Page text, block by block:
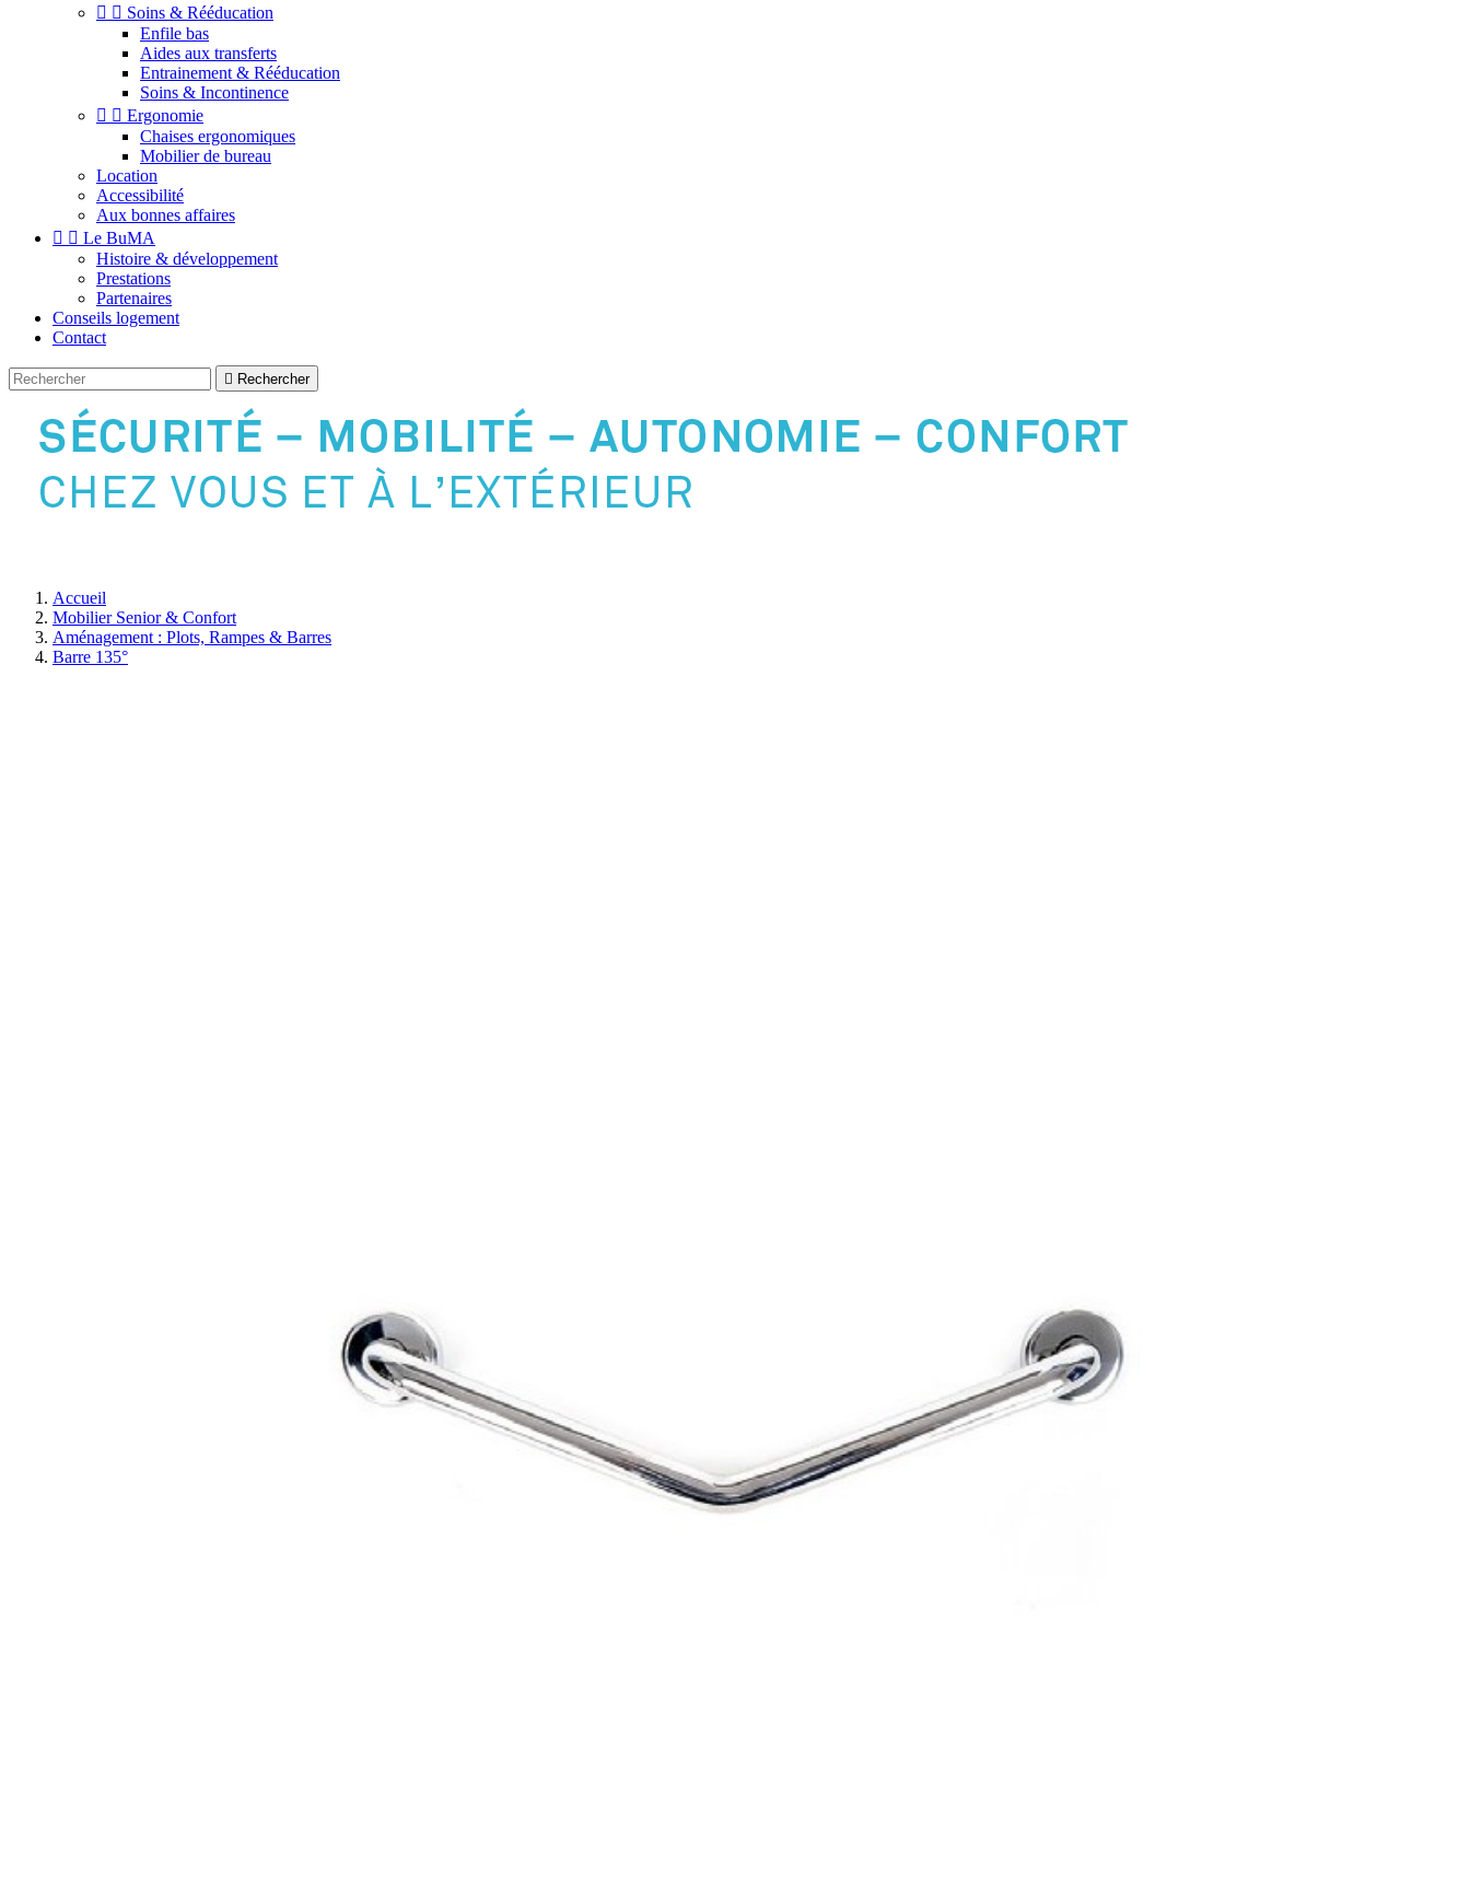
  Soins & Rééducation
Enfile bas
Aides aux transferts
Entrainement & Rééducation
Soins & Incontinence
  Ergonomie
Chaises ergonomiques
Mobilier de bureau
Location
Accessibilité
Aux bonnes affaires
  Le BuMA
Histoire & développement
Prestations
Partenaires
Conseils logement
Contact
 Rechercher
Accueil
Mobilier Senior & Confort
Aménagement : Plots, Rampes & Barres
Barre 135°